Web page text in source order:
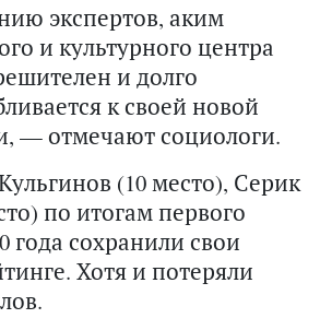
экспертов, аким
и культурного центра
и долго
к своей новой
— отмечают социологи.
(10 место), Серик
по итогам первого
года сохранили свои
Хотя и потеряли